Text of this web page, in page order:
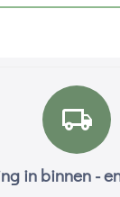
in binnen -